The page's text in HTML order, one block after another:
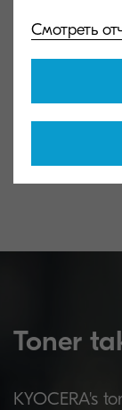
TK-8800C
Cyan toner yield
accordance with
Toner
KYOCERA's
Смотреть